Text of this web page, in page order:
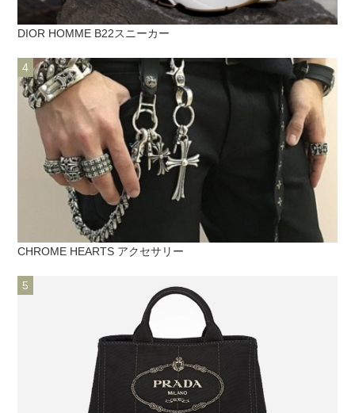
DIOR HOMME B22スニーカー
CHROME HEARTS アクセサリー